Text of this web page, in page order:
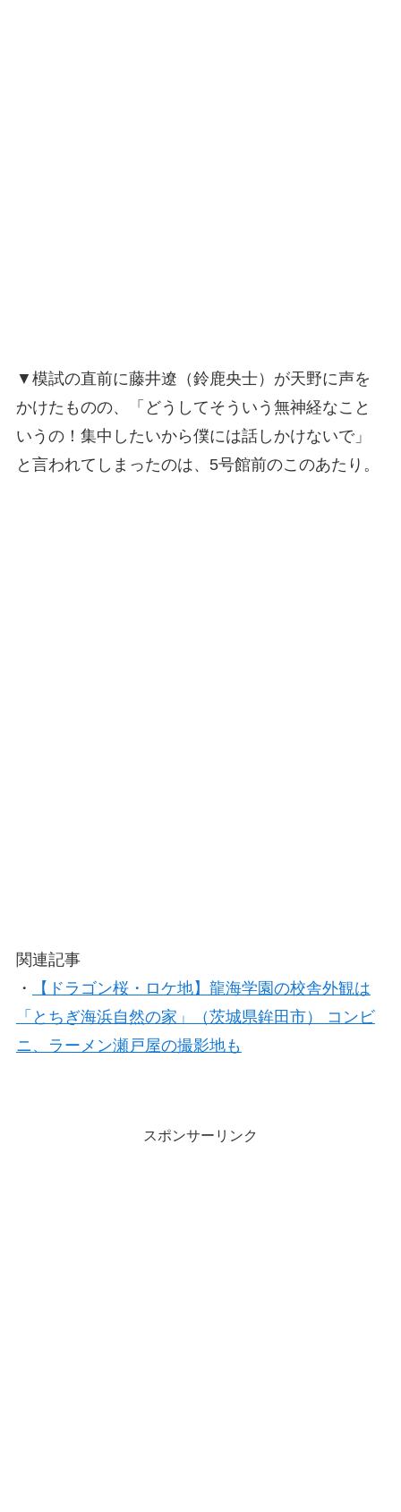
▼模試の直前に藤井遼（鈴鹿央士）が天野に声を
かけたものの、「どうしてそういう無神経なこと
いうの！集中したいから僕には話しかけないで」
と言われてしまったのは、5号館前のこのあたり。
関連記事
・
【ドラゴン桜・ロケ地】龍海学園の校舎外観は
「とちぎ海浜自然の家」（茨城県鉾田市） コンビ
ニ、ラーメン瀬戸屋の撮影地も
スポンサーリンク